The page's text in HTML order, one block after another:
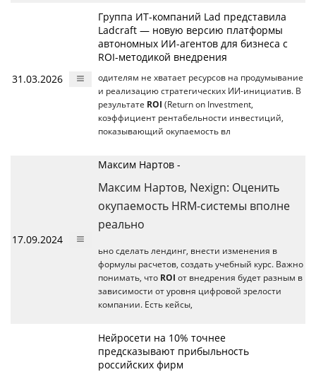
31.03.2026
Группа ИT-компаний Lad представила
Ladcraft — новую версию платформы
автономных ИИ-агентов для бизнеса с
ROI-методикой внедрения
одителям не хватает ресурсов на продумывание
и реализацию стратегических ИИ-инициатив. В
результате ROI (Return on Investment,
коэффициент рентабельности инвестиций,
показывающий окупаемость вл
17.09.2024
Максим Нартов -
Максим Нартов, Nexign: Оценить
окупаемость HRM-системы вполне
реально
ьно сделать лендинг, внести изменения в
формулы расчетов, создать учебный курс. Важно
понимать, что ROI от внедрения будет разным в
зависимости от уровня цифровой зрелости
компании. Есть кейсы,
Нейросети на 10% точнее
предсказывают прибыльность
российских фирм